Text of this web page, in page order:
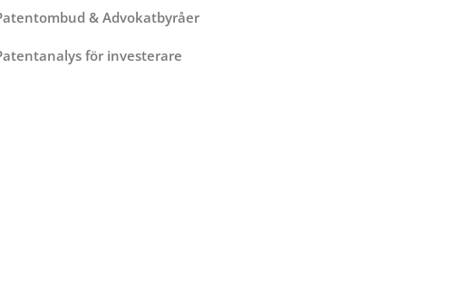
& Advokatbyråer
för investerare